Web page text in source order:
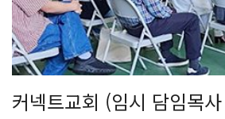
커넥트교회 (임시 담임목